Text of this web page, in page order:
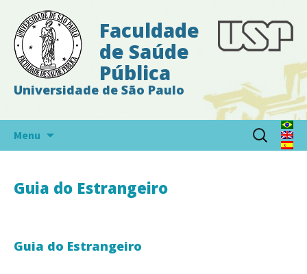
Faculdade
de Saúde
Pública
Universidade de São Paulo
Menu
Pesquisar
por:
Guia do Estrangeiro
Guia do Estrangeiro